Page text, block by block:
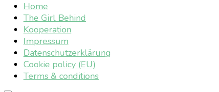
Home
The Girl Behind
Kooperation
Impressum
Datenschutzerklärung
Cookie policy (EU)
Terms & conditions